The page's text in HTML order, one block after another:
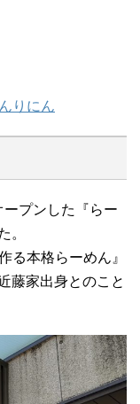
りにん
プンした『らー
。
る本格らーめん』
藤家出身とのこと